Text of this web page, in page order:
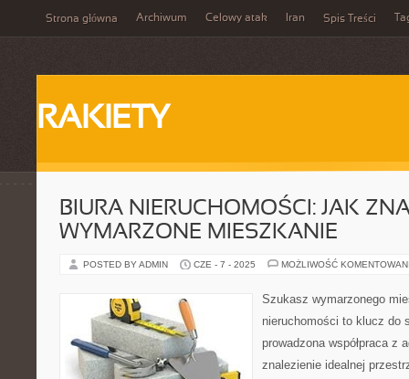
Strona główna Archiwum Celowy atak Iran Spis Treści
RAKIETY
BIURA NIERUCHOMOŚCI: JAK
WYMARZONE MIESZKANIE
POSTED BY ADMIN CZE - 7 - 2025 MOŻLIWOŚĆ
Szukasz wymarzonego
nieruchomości to klucz do
prowadzona współpraca z
znalezienie idealnej